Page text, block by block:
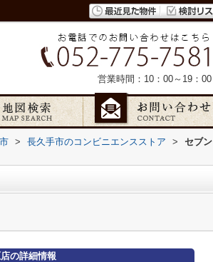
営業時間：10：00～19：00
> 長久手市のコンビニエンスストア >
セブン
の詳細情報